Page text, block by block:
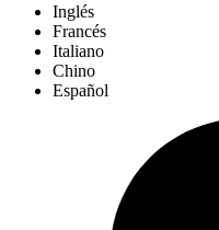
Inglés
Francés
Italiano
Chino
Español